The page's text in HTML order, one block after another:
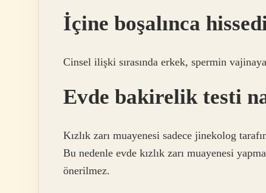
İçine boşalınca
Cinsel ilişki sırasında erkek, spermin
Evde bakirelik testi
Kızlık zarı muayenesi sadece jinekolog
Bu nedenle evde kızlık zarı muayenesi
önerilmez.